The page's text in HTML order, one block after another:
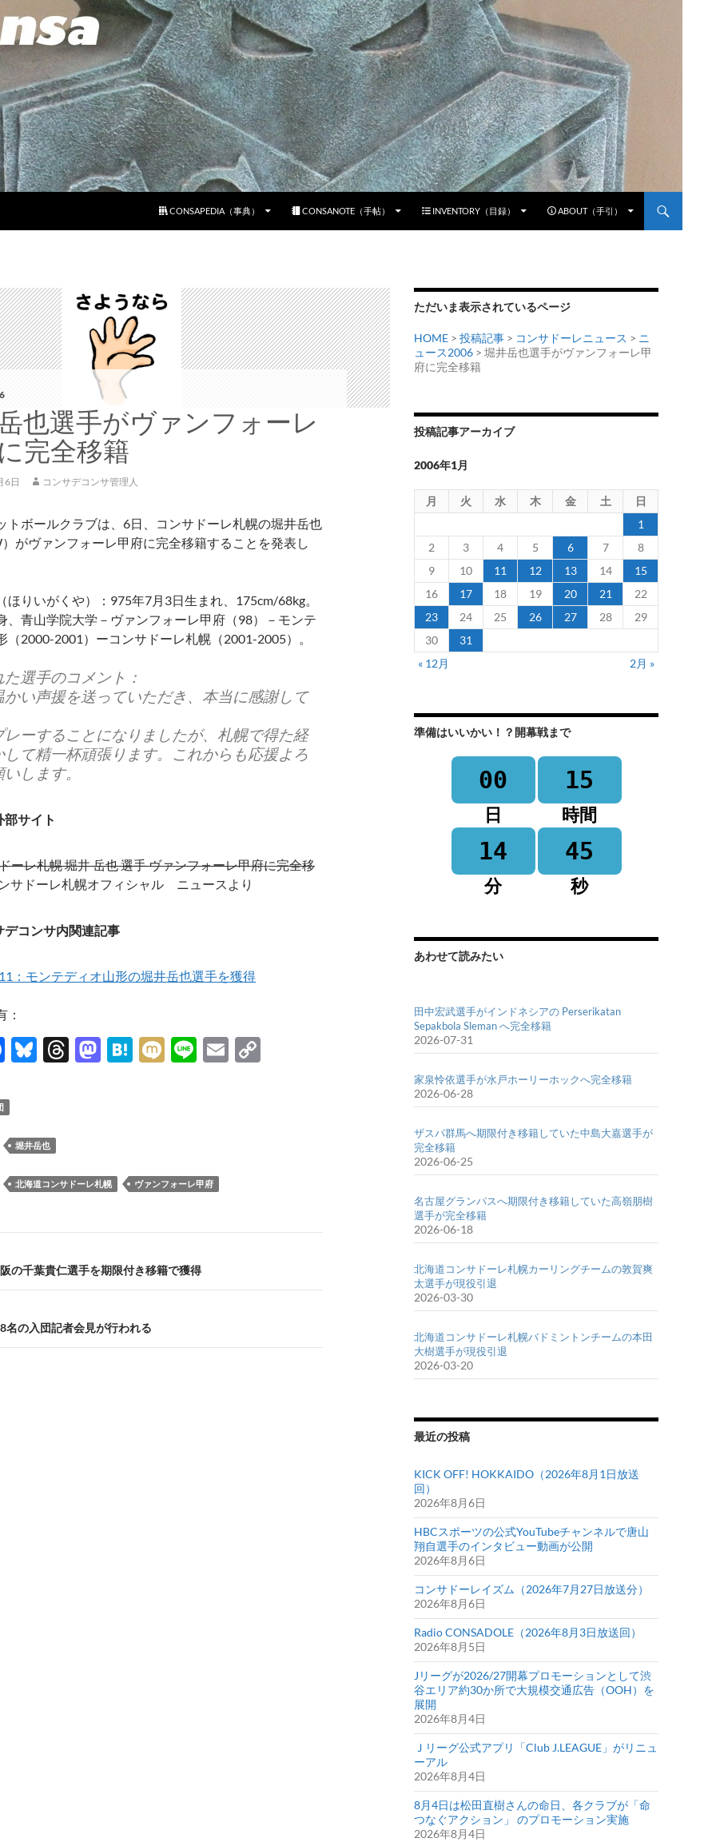
CONSAPEDIA（事典）
CONSANOTE（手帖） INVENTORY（目録） ABOUT（手引）
也選手がヴァンフォーレ
完全移籍
6日 コンサデコンサ管理人
トボールクラブは、6日、コンサドーレ札幌の堀井岳也
がヴァンフォーレ甲府に完全移籍することを発表し
ほりいがくや）：975年7月3日生まれ、175cm/68kg。
、青山学院大学－ヴァンフォーレ甲府（98）－モンテ
（2000-2001）ーコンサドーレ札幌（2001-2005）。
選手のコメント：
かい声援を送っていただき、本当に感謝して
レーすることになりましたが、札幌で得た経
して精一杯頑張ります。これからも応援よろ
します。
部サイト
ーレ札幌 堀井 岳也 選手 ヴァンフォーレ甲府に完全移
サドーレ札幌オフィシャル ニュースより
デコンサ内関連記事
：モンテディオ山形の堀井岳也選手を獲得
：
F
e
o
o
Bl
y
T
M
n
H
M Li
E
堀井岳也
北海道コンサドーレ札幌 ヴァンフォーレ甲府
の千葉貴仁選手を期限付き移籍で獲得
名の入団記者会見が行われる
ただいま表示されているページ
HOME > 投稿記事 > コンサドーレニュース > ニ
ュース2006 > 堀井岳也選手がヴァンフォーレ甲
府に完全移籍
投稿記事アーカイブ
2006年1月
月 火 水 木 金 土
日
1
2
3 4 5 6 7
8
9
10 11 12 13 14
15
16
17 18 19 20 21
22
23
24 25 26 27 28
29
30
31
« 12月
2月 »
準備はいいかい！？開幕戦まで
00
日
15
時間
14
分
45
秒
あわせて読みたい
田中宏武選手がインドネシアの Perserikatan
Sepakbola Sleman へ完全移籍
2026-07-31
家泉怜依選手が水戸ホーリーホックへ完全移籍
2026-06-28
ザスパ群馬へ期限付き移籍していた中島大嘉選手が
完全移籍
2026-06-25
名古屋グランパスへ期限付き移籍していた高嶺朋樹
選手が完全移籍
2026-06-18
北海道コンサドーレ札幌カーリングチームの敦賀爽
太選手が現役引退
2026-03-30
北海道コンサドーレ札幌バドミントンチームの本田
大樹選手が現役引退
2026-03-20
最近の投稿
KICK OFF! HOKKAIDO（2026年8月1日放送
回）
2026年8月6日
HBCスポーツの公式YouTubeチャンネルで唐山
翔自選手のインタビュー動画が公開
2026年8月6日
コンサドーレイズム（2026年7月27日放送分）
2026年8月6日
Radio CONSADOLE（2026年8月3日放送回）
2026年8月5日
Jリーグが2026/27開幕プロモーションとして渋
谷エリア約30か所で大規模交通広告（OOH）を
展開
2026年8月4日
Ｊリーグ公式アプリ「Club J.LEAGUE」がリニュ
ーアル
2026年8月4日
8月4日は松田直樹さんの命日、各クラブが「命
つなぐアクション」 のプロモーション実施
2026年8月4日